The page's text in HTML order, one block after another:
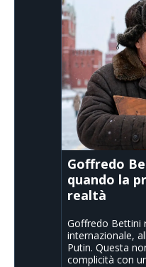
Goffredo
quando la
realtà
Goffredo Bettini
internazionale,
Putin. Questa
complicità con